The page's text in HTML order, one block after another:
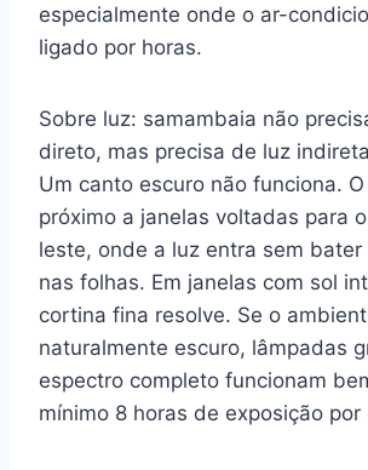
especialmente onde o ar-
ligado por horas.
Sobre luz: samambaia não
direto, mas precisa de luz
Um canto escuro não funciona.
próximo a janelas voltadas para
leste, onde a luz entra sem
nas folhas. Em janelas com sol
cortina fina resolve. Se o
naturalmente escuro, lâmpadas
espectro completo funcionam
mínimo 8 horas de exposição por